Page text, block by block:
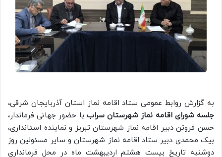
به گزارش روابط عمومی ستاد اقامه نماز استان آذربایجان شرقی،
جلسه شورای اقامه نماز شهرستان سراب با حضور جهانی فرماندار،
حسن فروتن دبیر اقامه نماز شهرستان تبریز و نماینده استانداری،
بیک محمدی دبیر ستاد اقامه نماز شهرستان و سایر مسئولین روز
دوشنبه تاریخ بیست هشتم اردیبهشت ماه در محل فرمانداری